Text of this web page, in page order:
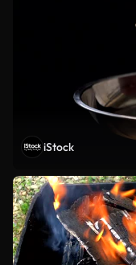
iStock